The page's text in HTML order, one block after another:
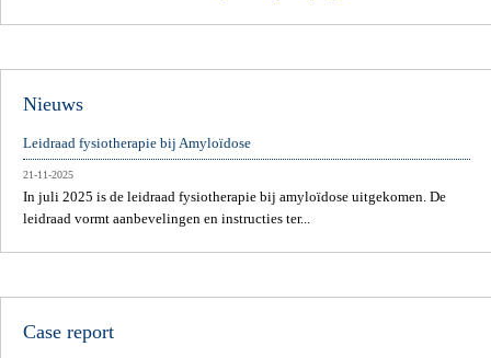
Nieuws
Leidraad fysiotherapie bij Amyloïdose
21-11-2025
In juli 2025 is de leidraad fysiotherapie bij amyloïdose uitgekomen. De
leidraad vormt aanbevelingen en instructies ter...
Case report